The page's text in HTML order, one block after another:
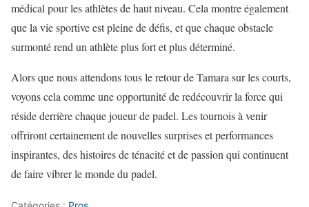
médical pour les athlètes de haut niveau. Cela montre également
que la vie sportive est pleine de défis, et que chaque obstacle
surmonté rend un athlète plus fort et plus déterminé.
Alors que nous attendons tous le retour de Tamara sur les courts,
voyons cela comme une opportunité de redécouvrir la force qui
réside derrière chaque joueur de padel. Les tournois à venir
offriront certainement de nouvelles surprises et performances
inspirantes, des histoires de ténacité et de passion qui continuent
de faire vibrer le monde du padel.